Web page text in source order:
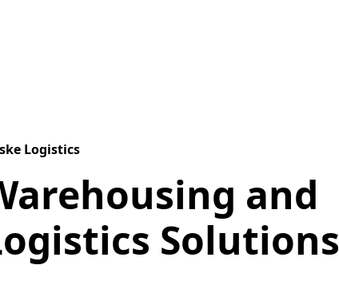
Logistics
and
Solutions